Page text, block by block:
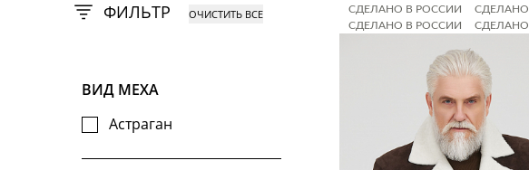
ФИЛЬТР
ВИД МЕХА
Астраган
СДЕЛАНО В РОССИИ
СДЕЛАНО В РОССИИ
СДЕЛАНО В РОССИИ
СДЕЛАНО